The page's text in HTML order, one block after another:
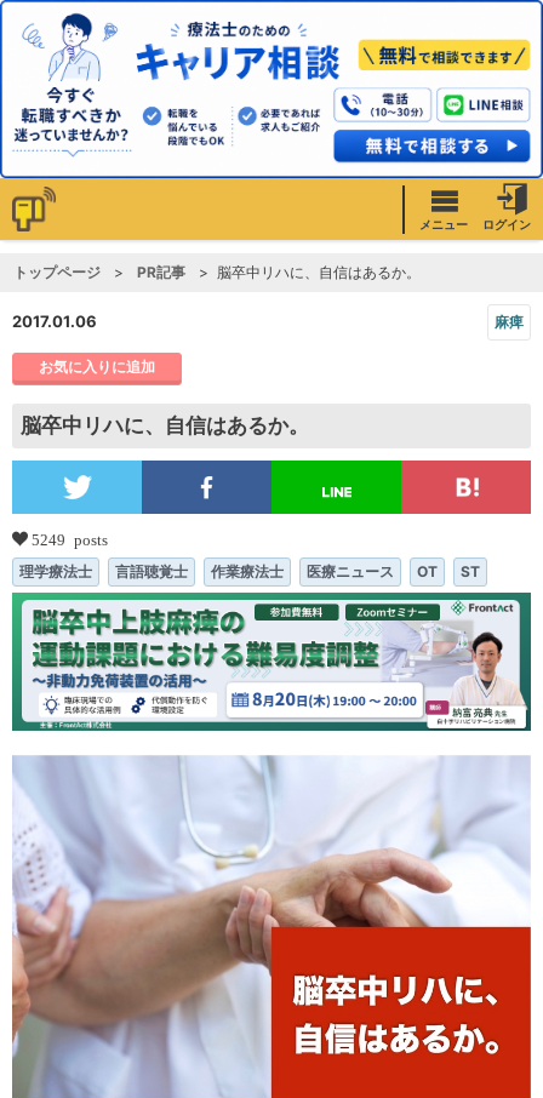
メニュー ログイン
トップページ PR記事 脳卒中リハに、自信はあるか。
2017.01.06 麻痺
お気に入りに追加
脳卒中リハに、自信はあるか。
5249 posts
理学療法士 言語聴覚士 作業療法士 医療ニュース OT ST